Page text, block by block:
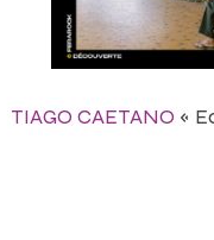
TIAGO CAETANO «